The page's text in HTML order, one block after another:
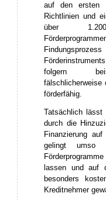
auf den ersten
Richtlinien und
über 1.200
folgern
fälschlicherweise
förderfähig.
Tatsächlich lässt
durch die
Finanzierung
gelingt
lassen und auf
besonders
Kreditnehmer